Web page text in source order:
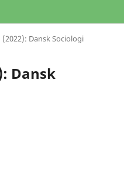
(2022): Dansk Sociologi
Dansk